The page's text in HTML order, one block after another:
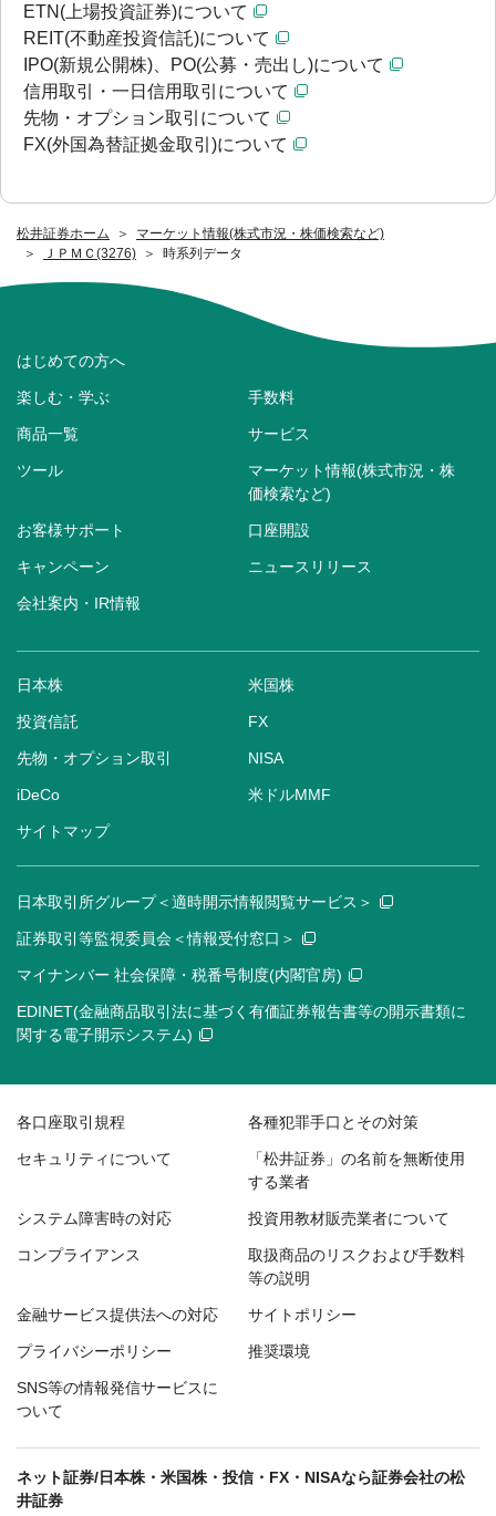
松井証券ホーム
マーケット情報(株式市況・株価検索など)
ＪＰＭＣ(3276)
時系列データ
ETN(上場投資証券)について
REIT(不動産投資信託)について
IPO(新規公開株)、PO(公募・売出し)について
信用取引・一日信用取引について
先物・オプション取引について
FX(外国為替証拠金取引)について
はじめての方へ
楽しむ・学ぶ 手数料
商品一覧 サービス
ツール
マーケット情報(株式市況・株
価検索など)
お客様サポート 口座開設
キャンペーン ニュースリリース
会社案内・IR情報
日本株 米国株
投資信託 FX
先物・オプション取引 NISA
iDeCo 米ドルMMF
サイトマップ
日本取引所グループ＜適時開示情報閲覧サービス＞
証券取引等監視委員会＜情報受付窓口＞
マイナンバー 社会保障・税番号制度(内閣官房)
EDINET(金融商品取引法に基づく有価証券報告書等の開示書類に
関する電子開示システム)
各口座取引規程 各種犯罪手口とその対策
セキュリティについて
「松井証券」の名前を無断使用
する業者
システム障害時の対応 投資用教材販売業者について
コンプライアンス
取扱商品のリスクおよび手数料
等の説明
金融サービス提供法への対応 サイトポリシー
プライバシーポリシー 推奨環境
SNS等の情報発信サービスに
ついて
ネット証券/日本株・米国株・投信・FX・NISAなら証券会社の松
井証券